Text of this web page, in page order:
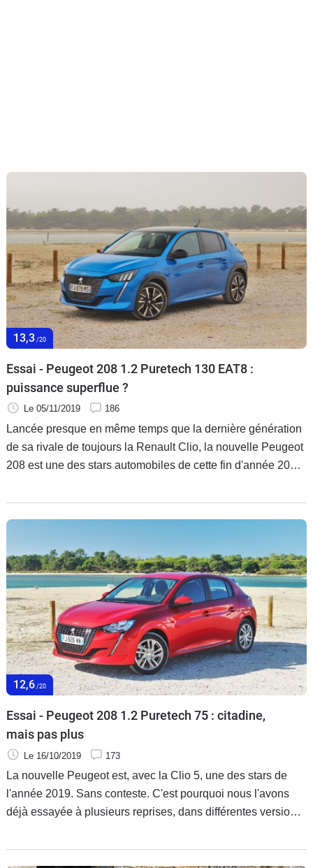
13,3 /20
Essai - Peugeot 208 1.2 Puretech 130 EAT8 :
puissance superflue ?
Le 05/11/2019 186
Lancée presque en même temps que la dernière génération
de sa rivale de toujours la Renault Clio, la nouvelle Peugeot
208 est une des stars automobiles de cette fin d'année 2019.
Il nous restait cependant à juger la plus musclée des
motorisations thermiques. Vaut-elle l'investissement
12,6 /20
Essai - Peugeot 208 1.2 Puretech 75 : citadine,
mais pas plus
Le 16/10/2019 173
La nouvelle Peugeot est, avec la Clio 5, une des stars de
l'année 2019. Sans conteste. C'est pourquoi nous l'avons
déjà essayée à plusieurs reprises, dans différentes versions.
passer sur le gril. Alors ? Toujours aussi polyvalente la 208 ?